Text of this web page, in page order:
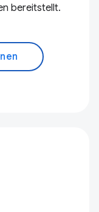
bereitstellt.